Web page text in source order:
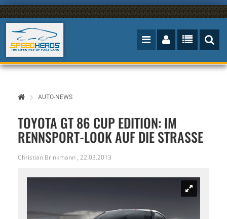
AUTO-NEWS
TOYOTA GT 86 CUP EDITION: IM
RENNSPORT-LOOK AUF DIE STRASSE
Christian Brinkmann , 22.03.2013